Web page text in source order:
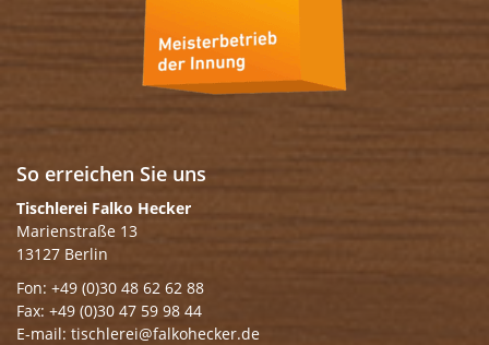
So erreichen Sie uns
Tischlerei Falko Hecker
Marienstraße 13
13127 Berlin
Fon: +49 (0)30 48 62 62 88
Fax: +49 (0)30 47 59 98 44
E-mail: tischlerei@falkohecker.de